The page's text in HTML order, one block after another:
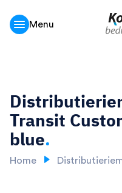
Menu
Transit
blue.
Home